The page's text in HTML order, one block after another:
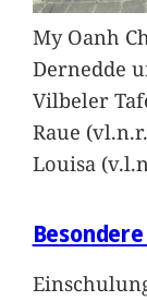
My Oanh
Dernedde
Vilbeler
Raue
Louisa